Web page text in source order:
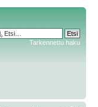
Tarkennettu haku